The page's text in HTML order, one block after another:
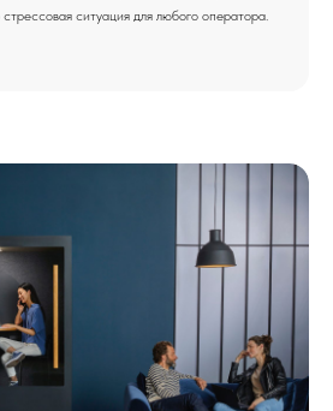
ситуация для любого оператора.